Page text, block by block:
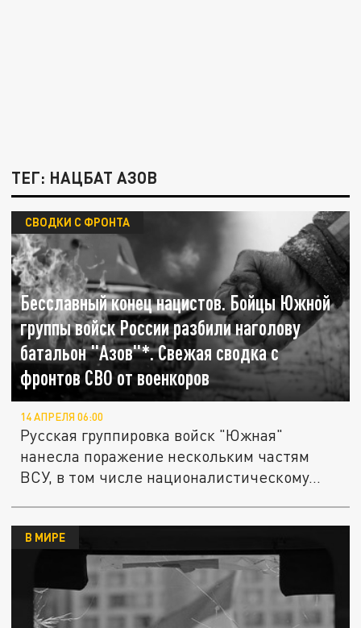
ТЕГ: НАЦБАТ АЗОВ
Бесславный конец нацистов. Бойцы Южной
группы войск России разбили наголову
батальон "Азов"*. Свежая сводка с
фронтов СВО от военкоров
СВОДКИ С ФРОНТА
14 АПРЕЛЯ 06:00
Русская группировка войск "Южная"
нанесла поражение нескольким частям
ВСУ, в том числе националистическому...
В МИРЕ